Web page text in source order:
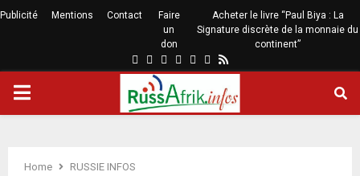
Publicité Mentions Contact
Faire
un
don
Acheter le livre “Paul Biya : La
Signature discrète de la monnaie du
continent”
Home
RUSSIE INFOS